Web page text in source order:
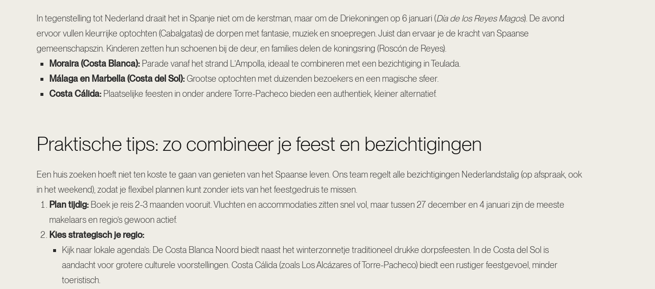
In tegenstelling tot Nederland draait het in Spanje niet om de kerstman, maar om de Driekoningen op 6 januari (Día de los Reyes Magos). De avond
ervoor vullen kleurrijke optochten (Cabalgatas) de dorpen met fantasie, muziek en snoepregen. Juist dan ervaar je de kracht van Spaanse
gemeenschapszin. Kinderen zetten hun schoenen bij de deur, en families delen de koningsring (Roscón de Reyes).
Moraira (Costa Blanca):Parade vanaf het strand L’Ampolla, ideaal te combineren met een bezichtiging in Teulada.
Málaga en Marbella (Costa del Sol):Grootse optochten met duizenden bezoekers en een magische sfeer.
Costa Cálida:Plaatselijke feesten in onder andere Torre-Pacheco bieden een authentiek, kleiner alternatief.
Praktische tips: zo combineer je feest en bezichtigingen
Een huis zoeken hoeft niet ten koste te gaan van genieten van het Spaanse leven. Ons team regelt alle bezichtigingen Nederlandstalig (op afspraak, ook
in het weekend), zodat je flexibel plannen kunt zonder iets van het feestgedruis te missen.
Plan tijdig:Boek je reis 2-3 maanden vooruit. Vluchten en accommodaties zitten snel vol, maar tussen 27 december en 4 januari zijn de meeste
makelaars en regio’s gewoon actief.
Kies strategisch je regio:
Kijk naar lokale agenda’s: De Costa Blanca Noord biedt naast het winterzonnetje traditioneel drukke dorpsfeesten. In de Costa del Sol is
aandacht voor grotere culturele voorstellingen. Costa Cálida (zoals Los Alcázares of Torre-Pacheco) biedt een rustiger feestgevoel, minder
toeristisch.